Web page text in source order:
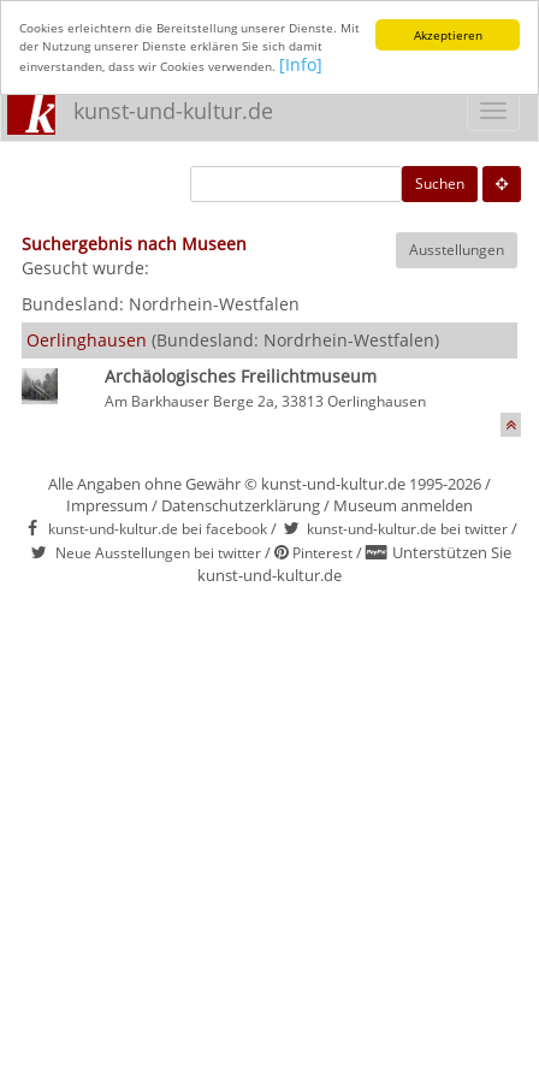
Akzeptieren
Cookies erleichtern die Bereitstellung unserer Dienste. Mit
der Nutzung unserer Dienste erklären Sie sich damit
einverstanden, dass wir Cookies verwenden. [Info]
kunst-und-kultur.de
Suchen
Suchergebnis nach Museen Ausstellungen
Gesucht wurde:
Bundesland: Nordrhein-Westfalen
Oerlinghausen (Bundesland: Nordrhein-Westfalen)
Archäologisches Freilichtmuseum
Am Barkhauser Berge 2a, 33813 Oerlinghausen
Alle Angaben ohne Gewähr © kunst-und-kultur.de 1995-2026 /
Impressum / Datenschutzerklärung/ Museum anmelden
kunst-und-kultur.de bei facebook/ kunst-und-kultur.de bei twitter/
Neue Ausstellungen bei twitter/ Pinterest/
Unterstützen Sie
kunst-und-kultur.de